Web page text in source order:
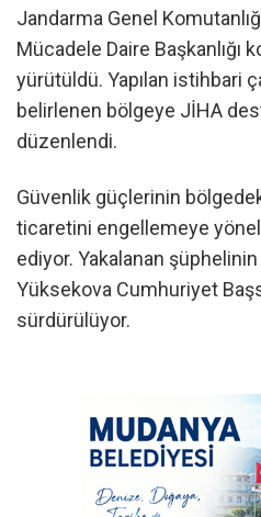
Jandarma Genel
Mücadele Daire Başkanlığı
yürütüldü. Yapılan istihbari
belirlenen bölgeye JİHA
düzenlendi.
Güvenlik güçlerinin
ticaretini engellemeye
ediyor. Yakalanan
Yüksekova Cumhuriyet
sürdürülüyor.